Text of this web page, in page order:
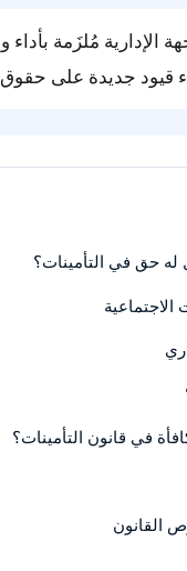
الإدارية مُلزَمة بأداء
قيود جديدة على حقوق
له حق في التأمينات؟
في قانون التأمينات؟
القانون